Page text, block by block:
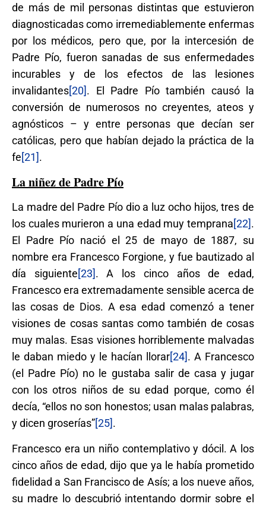
de más de mil personas distintas que estuvieron
diagnosticadas como irremediablemente enfermas
por los médicos, pero que, por la intercesión de
Padre Pío, fueron sanadas de sus enfermedades
incurables y de los efectos de las lesiones
invalidantes[20]. El Padre Pío también causó la
conversión de numerosos no creyentes, ateos y
agnósticos – y entre personas que decían ser
católicas, pero que habían dejado la práctica de la
fe[21].
La niñez de Padre Pío
La madre del Padre Pío dio a luz ocho hijos, tres de
los cuales murieron a una edad muy temprana[22].
El Padre Pío nació el 25 de mayo de 1887, su
nombre era Francesco Forgione, y fue bautizado al
día siguiente[23]. A los cinco años de edad,
Francesco era extremadamente sensible acerca de
las cosas de Dios. A esa edad comenzó a tener
visiones de cosas santas como también de cosas
muy malas. Esas visiones horriblemente malvadas
le daban miedo y le hacían llorar[24]. A Francesco
(el Padre Pío) no le gustaba salir de casa y jugar
con los otros niños de su edad porque, como él
decía, “ellos no son honestos; usan malas palabras,
y dicen groserías”[25].
Francesco era un niño contemplativo y dócil. A los
cinco años de edad, dijo que ya le había prometido
fidelidad a San Francisco de Asís; a los nueve años,
su madre lo descubrió intentando dormir sobre el